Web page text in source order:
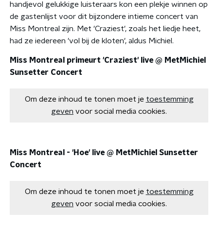
handjevol gelukkige luisteraars kon een plekje winnen op
de gastenlijst voor dit bijzondere intieme concert van
Miss Montreal zijn. Met 'Craziest', zoals het liedje heet,
had ze iedereen 'vol bij de kloten', aldus Michiel.
Miss Montreal primeurt 'Craziest' live @ MetMichiel
Sunsetter Concert
Om deze inhoud te tonen moet je toestemming
geven voor social media cookies.
Miss Montreal - 'Hoe' live @ MetMichiel Sunsetter
Concert
Om deze inhoud te tonen moet je toestemming
geven voor social media cookies.